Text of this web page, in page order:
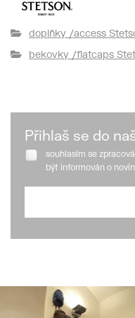
doplňky /access
bekovky /flatcaps
Přihlaš se do
souhlasím se
být informován o